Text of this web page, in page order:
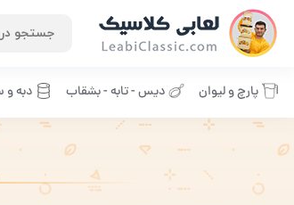
پارچ و لیوان دیس - تابه - بشقاب دبه